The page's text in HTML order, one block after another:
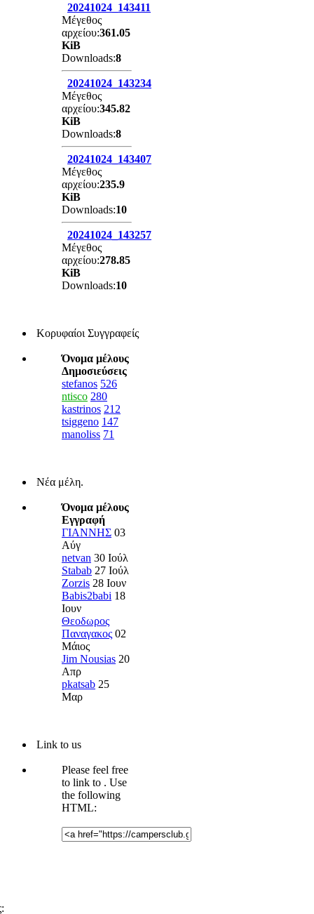
20241024_143411
Μέγεθος
αρχείου:361.05
KiB
Downloads:8
20241024_143234
Μέγεθος
αρχείου:345.82
KiB
Downloads:8
20241024_143407
Μέγεθος
αρχείου:235.9
KiB
Downloads:10
20241024_143257
Μέγεθος
αρχείου:278.85
KiB
Downloads:10
Κορυφαίοι Συγγραφείς
Όνομα μέλους
Δημοσιεύσεις
stefanos 526
ntisco 280
kastrinos 212
tsiggeno 147
manoliss 71
Νέα μέλη.
Όνομα μέλους
Εγγραφή
ΓΙΑΝΝΗΣ 03
Αύγ
netvan 30 Ιούλ
Stabab 27 Ιούλ
Zorzis 28 Ιουν
Babis2babi 18
Ιουν
Θεοδωρος
Παναγακος 02
Μάιος
Jim Nousias 20
Απρ
pkatsab 25
Μαρ
Link to us
Please feel free
to link to . Use
the following
HTML: